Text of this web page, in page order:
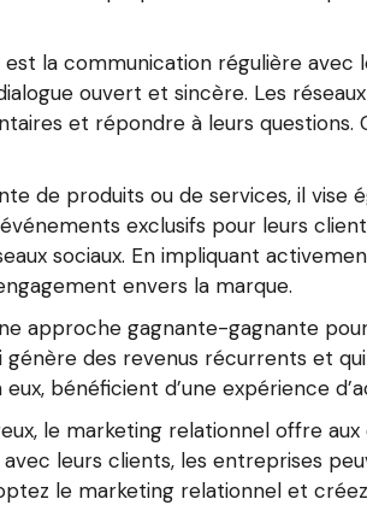
la communication régulière avec
ouvert et sincère. Les
et répondre à leurs
de produits ou de services, il
exclusifs pour leurs
sociaux. En impliquant
envers la marque.
approche gagnante-gagnante
des revenus récurrents et
bénéficient d’une expérience
le marketing relationnel offre
leurs clients, les entreprises
le marketing relationnel et